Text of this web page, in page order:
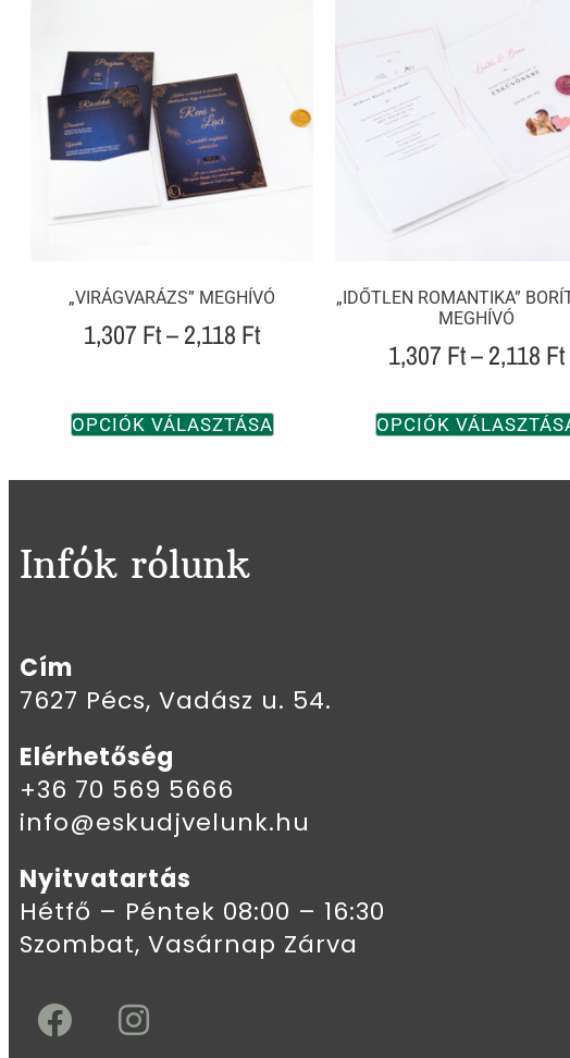
„VIRÁGVARÁZS” MEGHÍVÓ
1,307Ft–2,118 Ft
OPCIÓK VÁLASZTÁSA
„IDŐTLEN ROMANTIKA”
MEGHÍVÓ
1,307Ft–2,118 Ft
OPCIÓK
Infók rólunk
Cím
7627 Pécs, Vadász u. 54.
Elérhetőség
+36 70 569 5666
info@eskudjvelunk.hu
Nyitvatartás
Hétfő – Péntek 08:00 – 16:30
Szombat, Vasárnap Zárva